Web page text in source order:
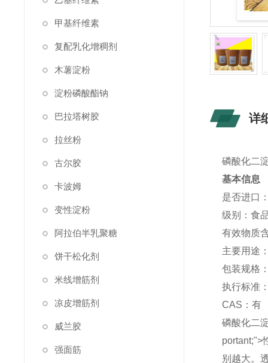
甲基纤维素
复配乳化增稠剂
木薯淀粉
淀粉磷酸酯钠
巴拉塔树胶
拉丝粉
古尔胶
卡波姆
变性淀粉
阿拉伯半乳聚糖
饼干松化剂
米线增筋剂
凉皮增筋剂
威兰胶
强面筋
详
磷酸化二
基本信息
是否进口
级别：食
有效物质
主要用途
包装规格
执行标准
CAS：有
磷酸化二
portant;">
别越大。